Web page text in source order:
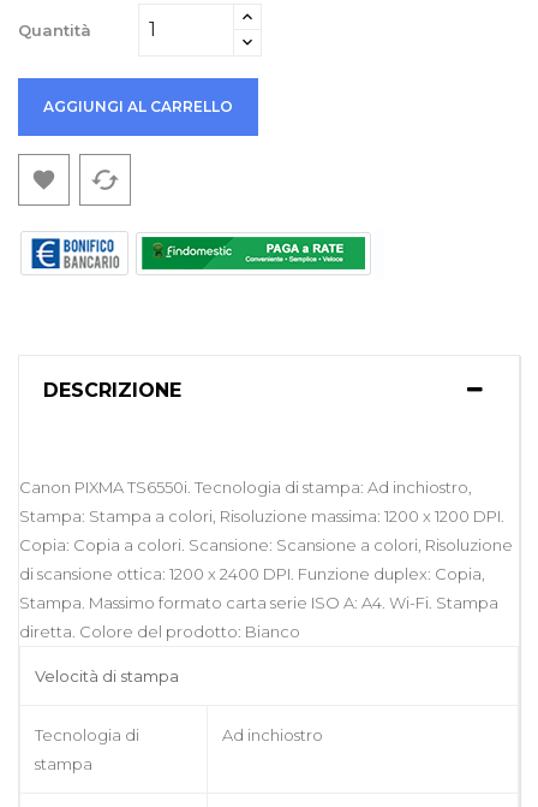
Quantità
AGGIUNGI AL CARRELLO
 cached
DESCRIZIONE
Canon PIXMA TS6550i. Tecnologia di stampa: Ad inchiostro,
Stampa: Stampa a colori, Risoluzione massima: 1200 x 1200 DPI.
Copia: Copia a colori. Scansione: Scansione a colori, Risoluzione
di scansione ottica: 1200 x 2400 DPI. Funzione duplex: Copia,
Stampa. Massimo formato carta serie ISO A: A4. Wi-Fi. Stampa
diretta. Colore del prodotto: Bianco
Velocità di stampa
Tecnologia di
stampa
Ad inchiostro